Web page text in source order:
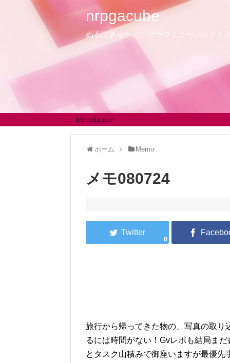
nrpgacube
ぬるぽきゅーぶ。クラブミュージックと
Introduction
ホーム Memo
メモ080724
0
旅行から帰ってきた物の、写真の取
るには時間がない！Gvレポも結局ま
とタスク山積みで御座いますが最優